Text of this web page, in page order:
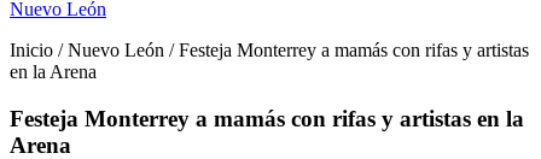
Nuevo León
Inicio / Nuevo León / Festeja Monterrey a mamás con rifas y artistas
en la Arena
Festeja Monterrey a mamás con rifas y artistas en la
Arena